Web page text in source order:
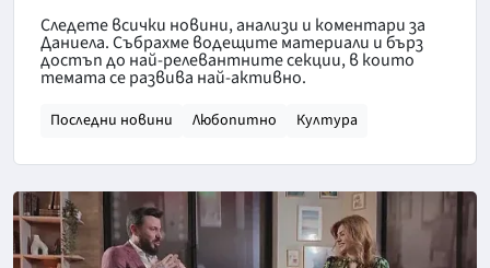
Следете всички новини, анализи и коментари за
Даниела. Събрахме водещите материали и бърз
достъп до най-релевантните секции, в които
темата се развива най-активно.
Последни новини Любопитно Култура